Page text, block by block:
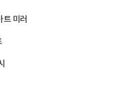
미러